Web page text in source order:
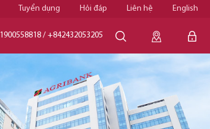
Tuyển dụng Hỏi đáp Liên hệ English
1900558818 / +842432053205